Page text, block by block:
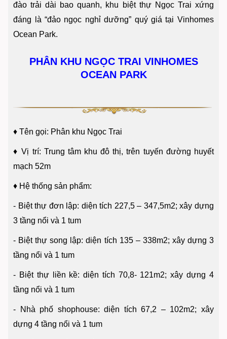
đào trải dài bao quanh, khu biệt thự Ngọc Trai xứng
đáng là “đảo ngọc nghỉ dưỡng” quý giá tại Vinhomes
Ocean Park.
PHÂN KHU NGỌC TRAI VINHOMES
OCEAN PARK
♦Tên gọi: Phân khu Ngọc Trai
♦Vị trí: Trung tâm khu đô thị, trên tuyến đường huyết
mạch 52m
♦ Hệ thống sản phẩm:
- Biệt thự đơn lập: diện tích 227,5 – 347,5m2; xây dựng
3 tầng nổi và 1 tum
- Biệt thự song lập: diện tích 135 – 338m2; xây dựng 3
tầng nổi và 1 tum
- Biệt thự liền kề: diện tích 70,8- 121m2; xây dựng 4
tầng nổi và 1 tum
- Nhà phố shophouse: diện tích 67,2 – 102m2; xây
dựng 4 tầng nổi và 1 tum